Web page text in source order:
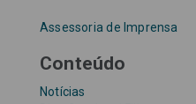
Assessoria de Imprensa
Conteúdo
Notícias